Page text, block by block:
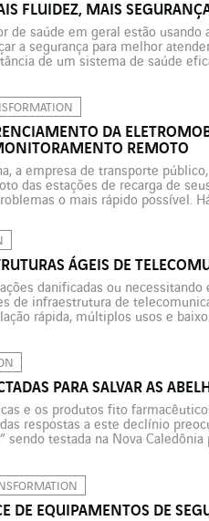
FLUIDEZ, MAIS
de saúde em geral estão usando
a segurança para melhor
de um sistema de saúde
DA
REMOTO
a empresa de transporte
das estações de recarga de
o mais rápido possível.
ÁGEIS DE
danificadas ou
de infraestrutura de
rápida, múltiplos usos e
PARA SALVAR AS
e os produtos fito
respostas a este declínio
sendo testada na Nova
DE EQUIPAMENTOS DE